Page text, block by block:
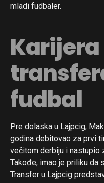
mladi fudbaler.
Karijera
fudbal
Pre dolaska u Lajpcig,
godina debitovao za prvi
večitom derbiju i nastupio
Takođe, imao je priliku da
Transfer u Lajpcig